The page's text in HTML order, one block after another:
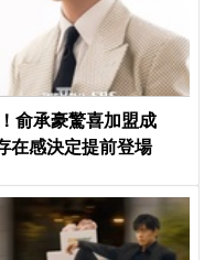
俞承豪驚喜加盟成
在感決定提前登場